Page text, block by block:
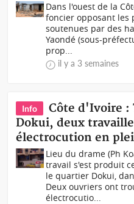
Dans l'ouest de la
foncier opposant les
soutenues par des
Yaondé (sous-
prop...
il y a 3 semaines
Info
Côte d'Ivoire :
Dokui, deux
électrocution en
Lieu du drame (Ph
travail s'est produit
le quartier Dokui,
Deux ouvriers ont
électrocutio...